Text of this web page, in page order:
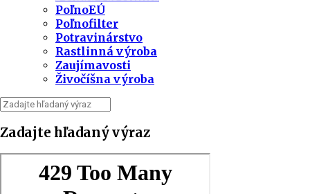
PoľnoEÚ
Poľnofilter
Potravinárstvo
Rastlinná výroba
Zaujímavosti
Živočíšna výroba
Zadajte hľadaný výraz